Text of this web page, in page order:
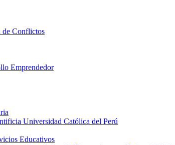
de Conflictos
Emprendedor
Universidad Católica del Perú
Educativos